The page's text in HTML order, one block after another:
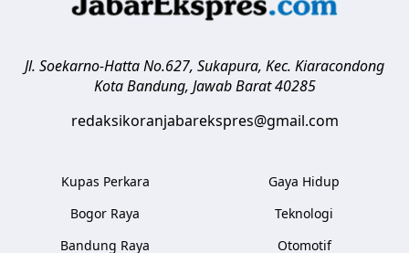
Jl. Soekarno-Hatta No.627, Sukapura, Kec. Kiaracondong
Kota Bandung, Jawab Barat 40285
redaksikoranjabarekspres@gmail.com
Kupas Perkara
Bogor Raya
Bandung Raya
Gaya Hidup
Teknologi
Otomotif